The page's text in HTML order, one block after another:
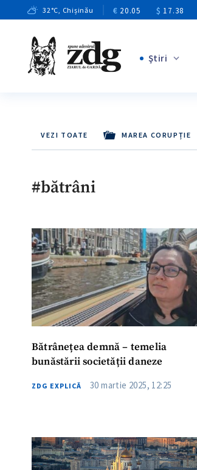
32°C, Chișinău € 20.05 $ 17.38
Ştiri
VEZI TOATE MAREA CORUPȚIE
#bătrâni
Bătrânețea demnă – temelia
bunăstării societății daneze
ZDG EXPLICĂ 30 martie 2025, 12:25